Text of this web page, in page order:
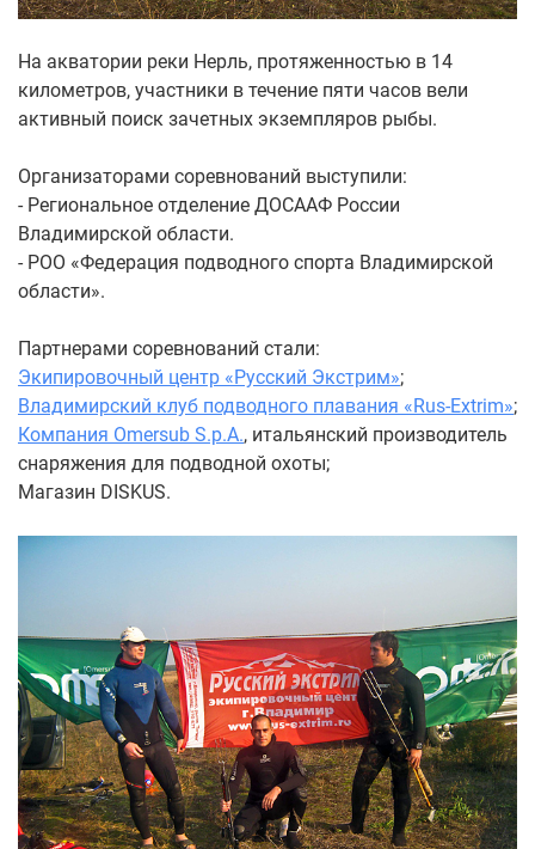
На акватории реки Нерль, протяженностью в 14
километров, участники в течение пяти часов вели
активный поиск зачетных экземпляров рыбы.
Организаторами соревнований выступили:
- Региональное отделение ДОСААФ России
Владимирской области.
- РОО «Федерация подводного спорта Владимирской
области».
Партнерами соревнований стали:
Экипировочный центр «Русский Экстрим»;
Владимирский клуб подводного плавания «Rus-Extrim»;
Компания Omersub S.p.A., итальянский производитель
снаряжения для подводной охоты;
Магазин DISKUS.